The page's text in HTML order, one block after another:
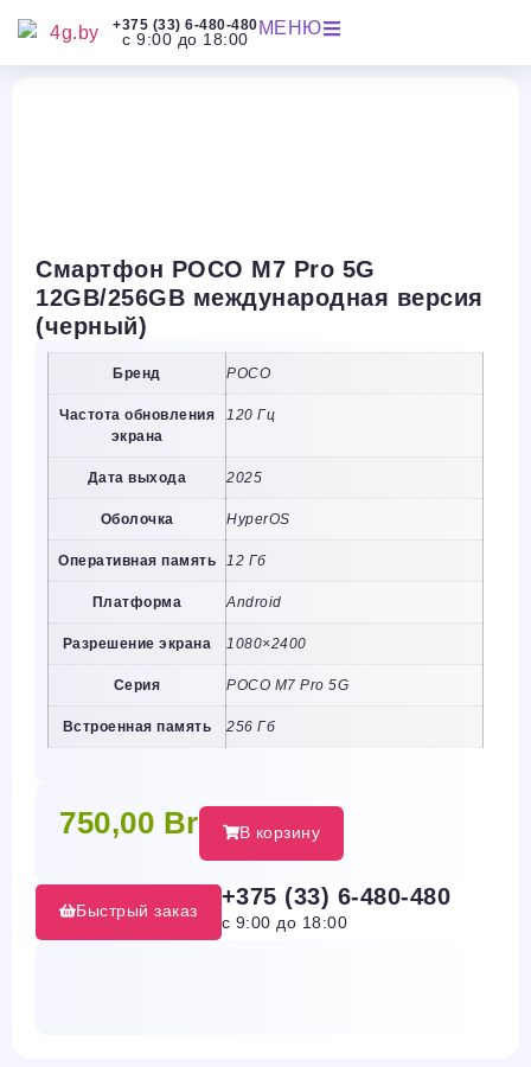
+375 (33) 6-480-480
с 9:00 до 18:00
МЕНЮ
Смартфон POCO M7 Pro 5G
12GB/256GB международная версия
(черный)
Бренд POCO
Частота обновления
экрана
120 Гц
Дата выхода 2025
Оболочка HyperOS
Оперативная память 12 Гб
Платформа Android
Разрешение экрана 1080×2400
Серия POCO M7 Pro 5G
Встроенная память 256 Гб
750,00 Br В корзину
Быстрый заказ
+375 (33) 6-480-480
с 9:00 до 18:00